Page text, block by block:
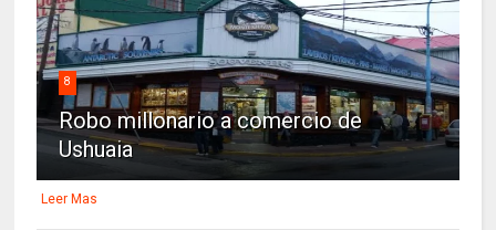
8
Robo millonario a comercio de
Ushuaia
Leer Mas